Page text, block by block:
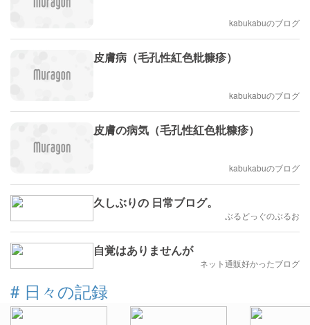
kabukabuのブログ
皮膚病（毛孔性紅色粃糠疹）
kabukabuのブログ
皮膚の病気（毛孔性紅色粃糠疹）
kabukabuのブログ
久しぶりの 日常ブログ。
ぶるどっぐのぶるお
自覚はありませんが
ネット通販好かったブログ
# 日々の記録